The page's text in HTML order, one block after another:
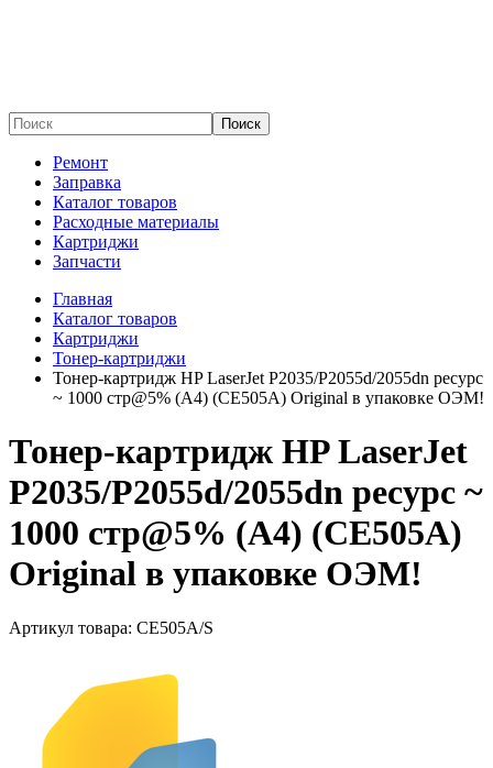
Поиск
Ремонт
Заправка
Каталог товаров
Расходные материалы
Картриджи
Запчасти
Главная
Каталог товаров
Картриджи
Тонер-картриджи
Тонер-картридж HP LaserJet P2035/P2055d/2055dn ресурс
~ 1000 стр@5% (A4) (CE505A) Original в упаковке ОЭМ!
Тонер-картридж HP LaserJet
P2035/P2055d/2055dn ресурс ~
1000 стр@5% (A4) (CE505A)
Original в упаковке ОЭМ!
Артикул товара: CE505A/S